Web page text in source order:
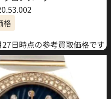
格
日時点の参考買取価格です